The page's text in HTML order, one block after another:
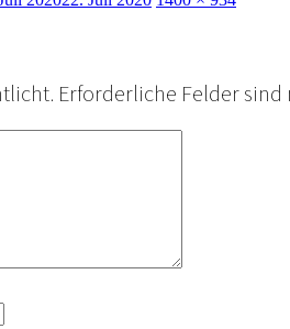
Erforderliche Felder sind